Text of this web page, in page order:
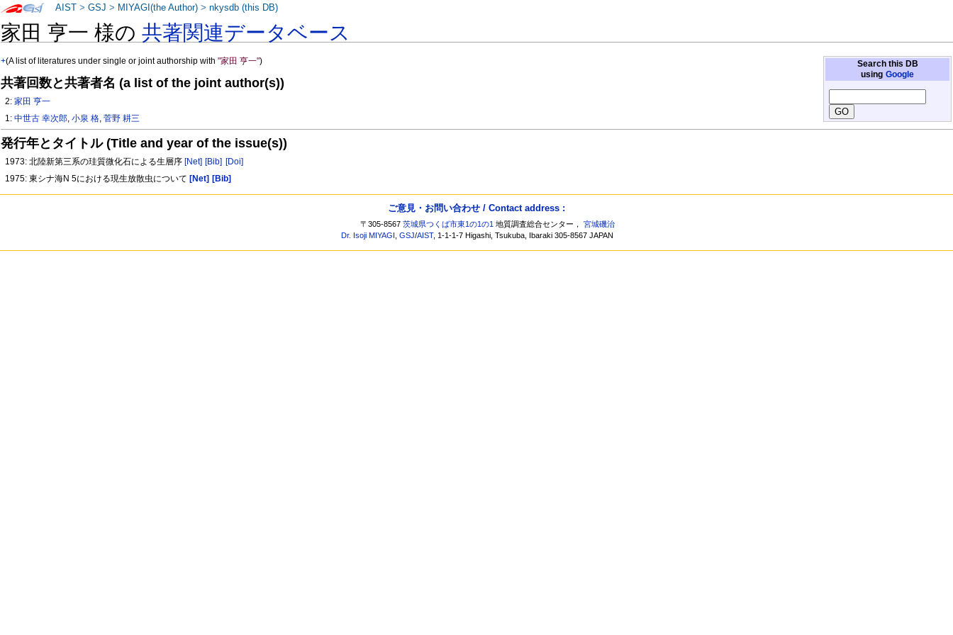
家田 亨一 様の共著関連データベース
Search this DB
using Google
+(A list of literatures under single or joint authorship with"家田 亨一")
共著回数と共著者名 (a list of the joint author(s))
2:家田 亨一
1:中世古 幸次郎,小泉 格,菅野 耕三
発行年とタイトル (Title and year of the issue(s))
1973: 北陸新第三系の珪質微化石による生層序 [Net] [Bib] [Doi]
1975: 東シナ海N 5における現生放散虫について [Net] [Bib]
AIST >GSJ > MIYAGI(the Author) >nkysdb (this DB)
ご意見・お問い合わせ / Contact address :
〒305-8567茨城県つくば市東1の1の1 地質調査総合センター，宮城磯治
Dr. Isoji MIYAGI ,GSJ/AIST, 1-1-1-7 Higashi, Tsukuba, Ibaraki 305-8567 JAPAN